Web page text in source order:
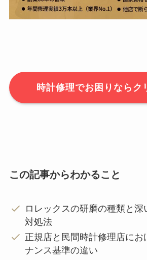
時計修理でお困りならク
この記事からわかること
ロレックスの研磨の種類と
対処法
正規店と民間時計修理店にお
ナンス基準の違い